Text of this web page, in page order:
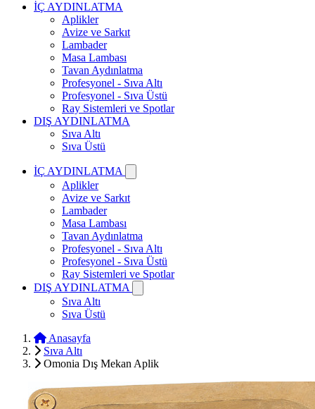
İÇ AYDINLATMA
Aplikler
Avize ve Sarkıt
Lambader
Masa Lambası
Tavan Aydınlatma
Profesyonel - Sıva Altı
Profesyonel - Sıva Üstü
Ray Sistemleri ve Spotlar
DIŞ AYDINLATMA
Sıva Altı
Sıva Üstü
İÇ AYDINLATMA
Aplikler
Avize ve Sarkıt
Lambader
Masa Lambası
Tavan Aydınlatma
Profesyonel - Sıva Altı
Profesyonel - Sıva Üstü
Ray Sistemleri ve Spotlar
DIŞ AYDINLATMA
Sıva Altı
Sıva Üstü
Anasayfa
Sıva Altı
Omonia Dış Mekan Aplik